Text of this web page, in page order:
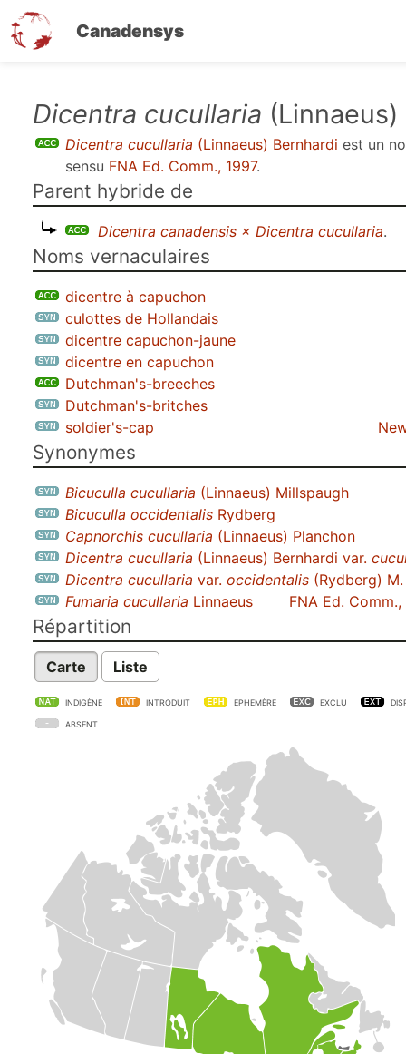
Canadensys
contenu
Dicentra cucullaria
Dicentra cucullaria (Linnaeus) Bernhardi est un
sensu FNA Ed. Comm., 1997.
Parent hybride de
Dicentra canadensis × Dicentra cucullaria.
Noms vernaculaires
dicentre à capuchon
culottes de Hollandais
dicentre capuchon-jaune
dicentre en capuchon
Dutchman's-breeches
Dutchman's-britches
soldier's-cap
Synonymes
Bicuculla cucullaria (Linnaeus) Millspaugh
Bicuculla occidentalis Rydberg
Capnorchis cucullaria (Linnaeus) Planchon
Dicentra cucullaria (Linnaeus) Bernhardi var.
Dicentra cucullaria var. occidentalis (Rydberg)
Fumaria cucullaria Linnaeus FNA Ed. Comm.,
Répartition
Carte Liste
INDIGÈNE INTRODUIT EPHEMÈRE EXCLU
ABSENT